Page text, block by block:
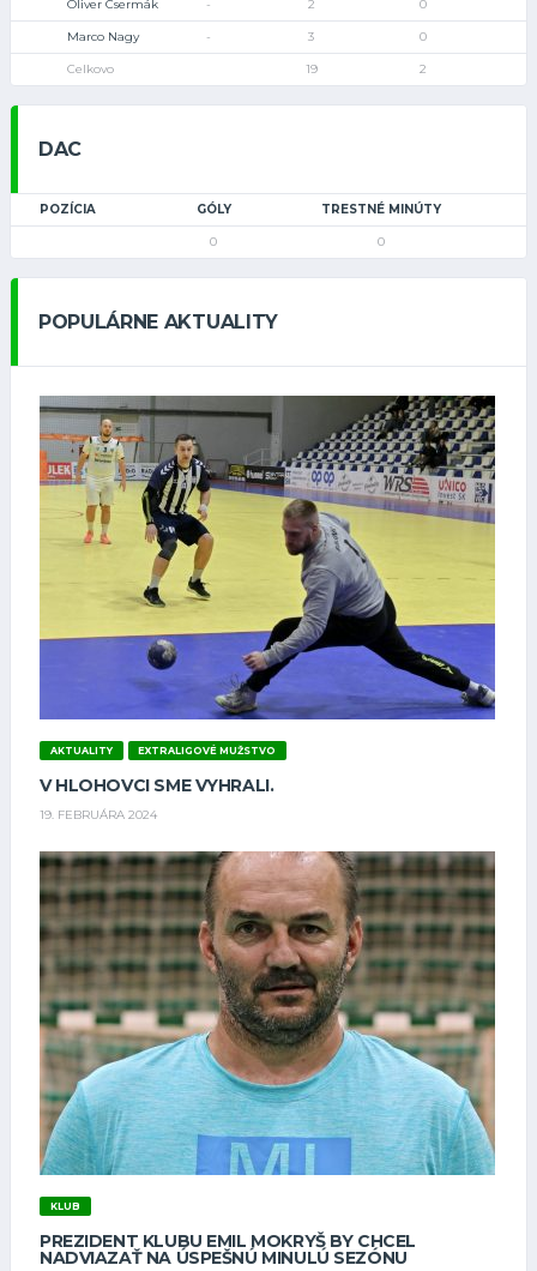
Oliver Csermák - 2 0
Marco Nagy - 3 0
Celkovo 19 2
DAC
POZÍCIA GÓLY TRESTNÉ MINÚTY
0 0
POPULÁRNE AKTUALITY
AKTUALITY EXTRALIGOVÉ MUŽSTVO
V HLOHOVCI SME VYHRALI.
19. FEBRUÁRA 2024
KLUB
PREZIDENT KLUBU EMIL MOKRYŠ BY CHCEL
NADVIAZAŤ NA ÚSPEŠNÚ MINULÚ SEZÓNU